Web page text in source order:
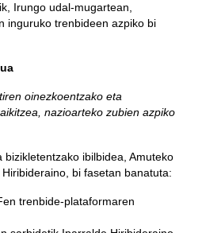
Irungo udal-mugartean,
inguruko trenbideen azpiko bi
oinezkoentzako eta
nazioarteko zubien azpiko
bizikletentzako ibilbidea, Amuteko
bi fasetan banatuta:
trenbide-plataformaren